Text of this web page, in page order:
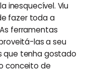
inesquecível. Viu
fazer toda a
ferramentas
las a seu
que tenha gostado
conceito de